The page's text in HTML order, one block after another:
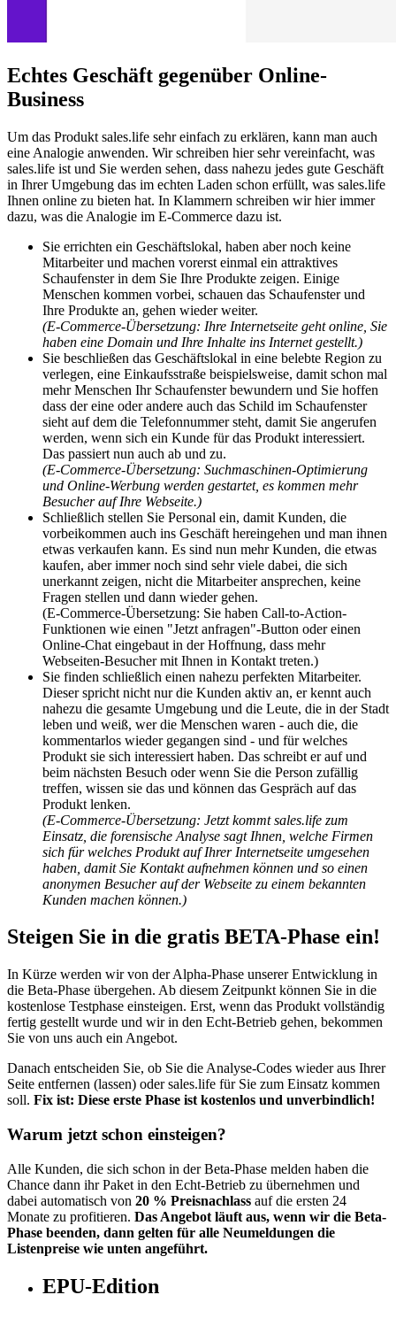
Echtes Geschäft gegenüber Online-
Business
Um das Produkt sales.life sehr einfach zu erklären, kann man auch
eine Analogie anwenden. Wir schreiben hier sehr vereinfacht, was
sales.life ist und Sie werden sehen, dass nahezu jedes gute Geschäft
in Ihrer Umgebung das im echten Laden schon erfüllt, was sales.life
Ihnen online zu bieten hat. In Klammern schreiben wir hier immer
dazu, was die Analogie im E-Commerce dazu ist.
Sie errichten ein Geschäftslokal, haben aber noch keine
Mitarbeiter und machen vorerst einmal ein attraktives
Schaufenster in dem Sie Ihre Produkte zeigen. Einige
Menschen kommen vorbei, schauen das Schaufenster und
Ihre Produkte an, gehen wieder weiter.
(E-Commerce-Übersetzung: Ihre Internetseite geht online, Sie
haben eine Domain und Ihre Inhalte ins Internet gestellt.)
Sie beschließen das Geschäftslokal in eine belebte Region zu
verlegen, eine Einkaufsstraße beispielsweise, damit schon mal
mehr Menschen Ihr Schaufenster bewundern und Sie hoffen
dass der eine oder andere auch das Schild im Schaufenster
sieht auf dem die Telefonnummer steht, damit Sie angerufen
werden, wenn sich ein Kunde für das Produkt interessiert.
Das passiert nun auch ab und zu.
(E-Commerce-Übersetzung: Suchmaschinen-Optimierung
und Online-Werbung werden gestartet, es kommen mehr
Besucher auf Ihre Webseite.)
Schließlich stellen Sie Personal ein, damit Kunden, die
vorbeikommen auch ins Geschäft hereingehen und man ihnen
etwas verkaufen kann. Es sind nun mehr Kunden, die etwas
kaufen, aber immer noch sind sehr viele dabei, die sich
unerkannt zeigen, nicht die Mitarbeiter ansprechen, keine
Fragen stellen und dann wieder gehen.
(E-Commerce-Übersetzung: Sie haben Call-to-Action-
Funktionen wie einen "Jetzt anfragen"-Button oder einen
Online-Chat eingebaut in der Hoffnung, dass mehr
Webseiten-Besucher mit Ihnen in Kontakt treten.)
Sie finden schließlich einen nahezu perfekten Mitarbeiter.
Dieser spricht nicht nur die Kunden aktiv an, er kennt auch
nahezu die gesamte Umgebung und die Leute, die in der Stadt
leben und weiß, wer die Menschen waren - auch die, die
kommentarlos wieder gegangen sind - und für welches
Produkt sie sich interessiert haben. Das schreibt er auf und
beim nächsten Besuch oder wenn Sie die Person zufällig
treffen, wissen sie das und können das Gespräch auf das
Produkt lenken.
(E-Commerce-Übersetzung: Jetzt kommt sales.life zum
Einsatz, die forensische Analyse sagt Ihnen, welche Firmen
sich für welches Produkt auf Ihrer Internetseite umgesehen
haben, damit Sie Kontakt aufnehmen können und so einen
anonymen Besucher auf der Webseite zu einem bekannten
Kunden machen können.)
Steigen Sie in die gratis BETA-Phase ein!
In Kürze werden wir von der Alpha-Phase unserer Entwicklung in
die Beta-Phase übergehen. Ab diesem Zeitpunkt können Sie in die
kostenlose Testphase einsteigen. Erst, wenn das Produkt vollständig
fertig gestellt wurde und wir in den Echt-Betrieb gehen, bekommen
Sie von uns auch ein Angebot.
Danach entscheiden Sie, ob Sie die Analyse-Codes wieder aus Ihrer
Seite entfernen (lassen) oder sales.life für Sie zum Einsatz kommen
soll. Fix ist: Diese erste Phase ist kostenlos und unverbindlich!
Warum jetzt schon einsteigen?
Alle Kunden, die sich schon in der Beta-Phase melden haben die
Chance dann ihr Paket in den Echt-Betrieb zu übernehmen und
dabei automatisch von 20 % Preisnachlass auf die ersten 24
Monate zu profitieren. Das Angebot läuft aus, wenn wir die Beta-
Phase beenden, dann gelten für alle Neumeldungen die
Listenpreise wie unten angeführt.
EPU-Edition